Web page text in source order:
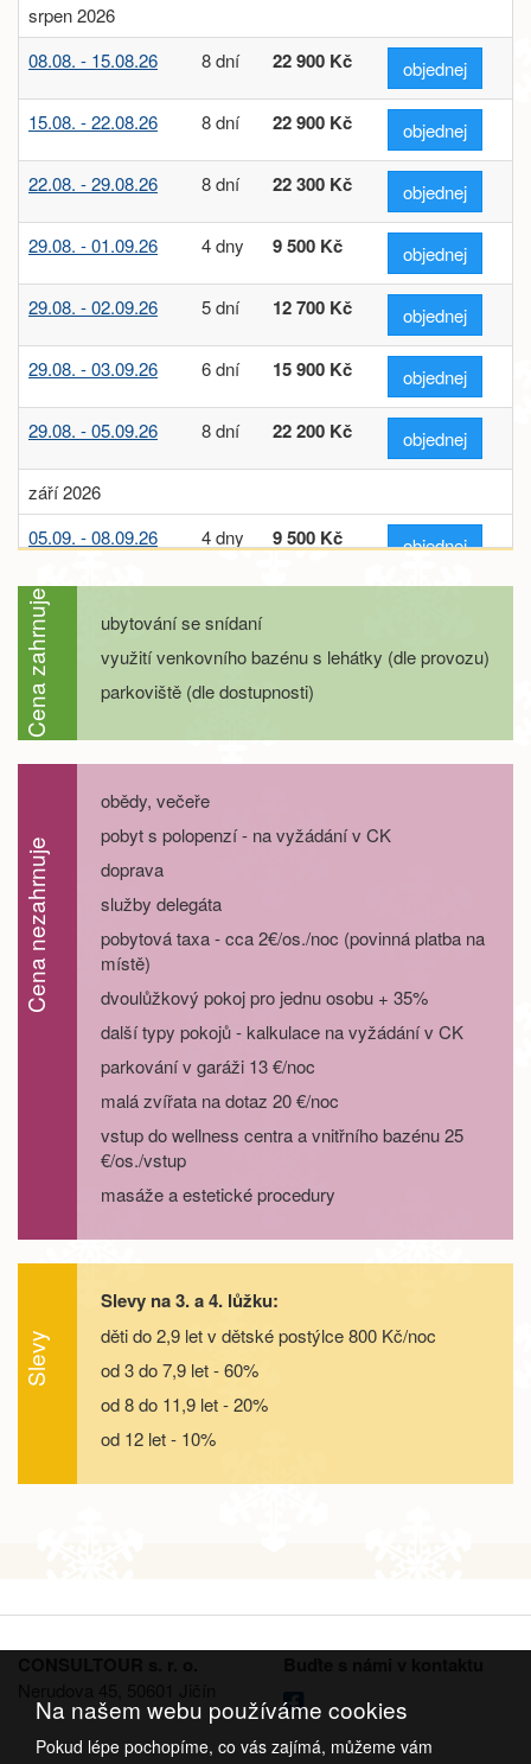
srpen 2026
08.08. - 15.08.26
8 dní 22 900 Kč objednej
15.08. - 22.08.26 8 dní 22 900 Kč objednej
22.08. - 29.08.26 8 dní 22 300 Kč objednej
29.08. - 01.09.26 4 dny 9 500 Kč objednej
29.08. - 02.09.26 5 dní 12 700 Kč objednej
29.08. - 03.09.26 6 dní 15 900 Kč objednej
29.08. - 05.09.26 8 dní 22 200 Kč objednej
září 2026
05.09. - 08.09.26
4 dny 9 500 Kč objednej
05.09. - 09.09.26
05.09. - 10.09.26 6 dní 15 900 Kč objednej
05.09. - 12.09.26
12.09. - 16.09.26 5 dní 12 200 Kč
12.09. - 17.09.26 6 dní
12.09. - 19.09.26
19.09. - 22.09.26 4 dny 8 200 Kč objednej
19.09. - 23.09.26 5 dní 10 700 Kč
19.09. - 24.09.26
18 400 Kč
26.09. - 30.09.26 5 dní 9 000 Kč objednej
26.09. - 01.10.26 6 dní
10 800 Kč
03.10. - 10.10.26 8 dní 15 100 Kč
Cena zahrnuje
ubytování se snídaní
využití venkovního bazénu s lehátky (dle provozu)
parkoviště (dle dostupnosti)
Cena nezahrnuje
obědy, večeře
pobyt s polopenzí - na vyžádání v CK
doprava
služby delegáta
pobytová taxa - cca 2€/os./noc (povinná platba na
místě)
dvoulůžkový pokoj pro jednu osobu + 35%
další typy pokojů - kalkulace na vyžádání v CK
parkování v garáži 13 €/noc
malá zvířata na dotaz 20 €/noc
vstup do wellness centra a vnitřního bazénu 25
€/os./vstup
masáže a estetické procedury
Slevy
Slevy na 3. a 4. lůžku:
děti do 2,9 let v dětské postýlce 800 Kč/noc
od 3 do 7,9 let - 60%
od 8 do 11,9 let - 20%
od 12 let - 10%
Na našem webu používáme cookies
Pokud lépe pochopíme, co vás zajímá, můžeme vám